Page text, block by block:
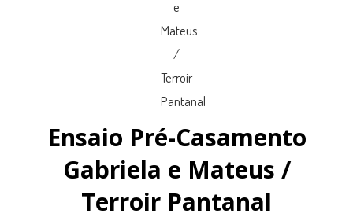
Ensaio Pré-Casamento
Gabriela e Mateus /
Terroir Pantanal